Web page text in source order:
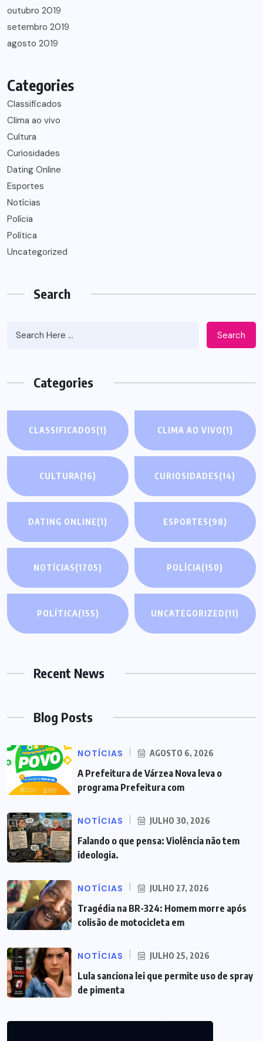
outubro 2019
setembro 2019
agosto 2019
Categories
Classificados
Clima ao vivo
Cultura
Curiosidades
Dating Online
Esportes
Notícias
Polícia
Política
Uncategorized
Search
Search
Categories
CLASSIFICADOS(1) CLIMA AO VIVO(1)
CULTURA(16) CURIOSIDADES(14)
DATING ONLINE(1) ESPORTES(98)
NOTÍCIAS(1705) POLÍCIA(150)
POLÍTICA(155) UNCATEGORIZED(11)
Recent News
Blog Posts
NOTÍCIAS AGOSTO 6, 2026
A Prefeitura de Várzea Nova leva o
programa Prefeitura com
NOTÍCIAS JULHO 30, 2026
Falando o que pensa: Violência não tem
ideologia.
NOTÍCIAS JULHO 27, 2026
Tragédia na BR-324: Homem morre após
colisão de motocicleta em
NOTÍCIAS JULHO 25, 2026
Lula sanciona lei que permite uso de spray
de pimenta